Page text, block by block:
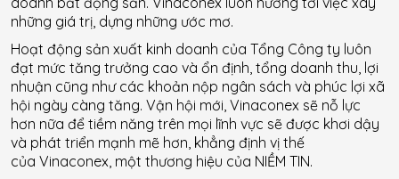
những giá trị, dựng những ước mơ.
Hoạt động sản xuất kinh doanh của Tổng Công ty luôn
đạt mức tăng trưởng cao và ổn định, tổng doanh thu, lợi
nhuận cũng như các khoản nộp ngân sách và phúc lợi xã
hội ngày càng tăng. Vận hội mới, Vinaconex sẽ nỗ lực
hơn nữa để tiềm năng trên mọi lĩnh vực sẽ được khơi dậy
và phát triển mạnh mẽ hơn, khẳng định vị thế
của Vinaconex, một thương hiệu của NIỀM TIN.